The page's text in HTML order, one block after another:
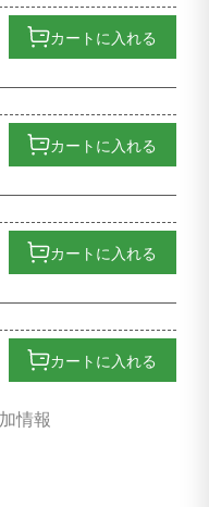
カートに入れる
カートに入れる
カートに入れる
カートに入れる
情報